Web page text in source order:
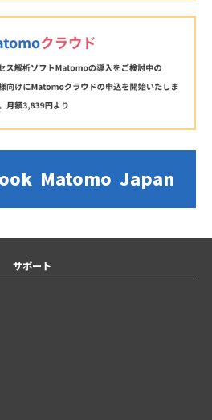
Matomo Japan
サポート